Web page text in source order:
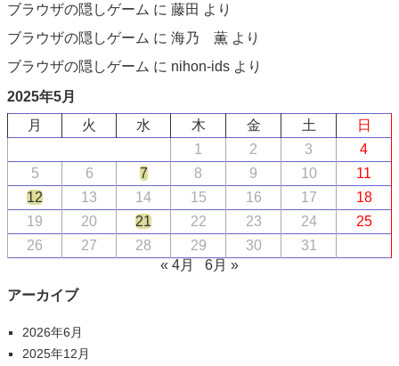
ブラウザの隠しゲーム に 藤田 より
ブラウザの隠しゲーム に 海乃 薫 より
ブラウザの隠しゲーム に nihon-ids より
2025年5月
月
火 水 木 金 土
日
1
2 3
4
5
6 7 8 9 10
11
12
13 14 15 16 17
18
19
20 21 22 23 24
25
26
27 28 29 30
31
« 4月
6月 »
アーカイブ
2026年6月
2025年12月